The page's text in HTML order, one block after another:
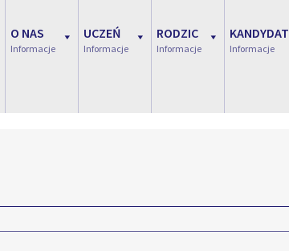
O NAS
Informacje
UCZEŃ
Informacje
RODZIC
Informacje
KANDYDAT
Informacje